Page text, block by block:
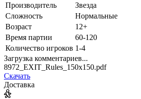
Производитель
Звезда
Сложность
Нормальные
Возраст
12+
Время партии
60-120
Количество игроков 1-4
Загрузка комментариев...
8972_EXIT_Rules_150x150.pdf
Скачать
Доставка